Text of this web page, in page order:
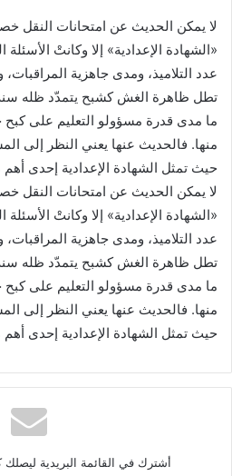
لا يمكن الحديث عن امتحانات النقل
«الشهادة الإعدادية» إلا وكانتْ
عدد التلاميذ، ومدى جاهزية
تطل ظاهرة الغش كشبح يتمدّد ظله
ما مدى قدرة مسؤولو التعليم على
منها. فالحديث عنها يعني النظر إلى
حيث تمثل الشهادة الإعدادية إحدى
لا يمكن الحديث عن امتحانات النقل
«الشهادة الإعدادية» إلا وكانتْ
عدد التلاميذ، ومدى جاهزية
تطل ظاهرة الغش كشبح يتمدّد ظله
ما مدى قدرة مسؤولو التعليم على
منها. فالحديث عنها يعني النظر إلى
حيث تمثل الشهادة الإعدادية إحدى
أشترك في القائمة البريدية